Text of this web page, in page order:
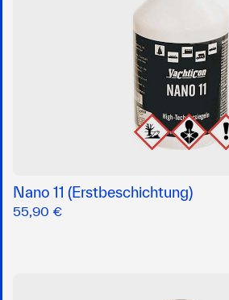
Nano 11 (Erstbeschichtung)
55,90 €